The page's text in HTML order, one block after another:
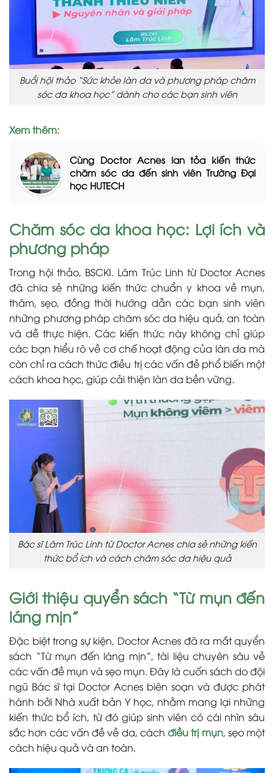
Buổi hội thảo “Sức khỏe làn da và phương pháp chăm
sóc da khoa học” dành cho các bạn sinh viên
Xem thêm:
Cùng Doctor Acnes lan tỏa kiến thức
chăm sóc da đến sinh viên Trường Đại
học HUTECH
Chăm sóc da khoa học: Lợi ích và
phương pháp
Trong hội thảo, BSCKI. Lâm Trúc Linh từ Doctor Acnes
đã chia sẻ những kiến thức chuẩn y khoa về mụn,
thâm, sẹo, đồng thời hướng dẫn các bạn sinh viên
những phương pháp chăm sóc da hiệu quả, an toàn
và dễ thực hiện. Các kiến thức này không chỉ giúp
các bạn hiểu rõ về cơ chế hoạt động của làn da mà
còn chỉ ra cách thức điều trị các vấn đề phổ biến một
cách khoa học, giúp cải thiện làn da bền vững.
Bác sĩLâm Trúc Linh từ Doctor Acnes chia sẻ những kiến
thức bổ ích và cách chăm sóc da hiệu quả
Giới thiệu quyển sách “Từ mụn đến
láng mịn”
Đặc biệt trong sự kiện, Doctor Acnes đã ra mắt quyển
sách “Từ mụn đến láng mịn”, tài liệu chuyên sâu về
các vấn đề mụn và sẹo mụn. Đây là cuốn sách do đội
ngũ Bác sĩ tại Doctor Acnes biên soạn và được phát
hành bởi Nhà xuất bản Y học, nhằm mang lại những
kiến thức bổ ích, từ đó giúp sinh viên có cái nhìn sâu
sắc hơn các vấn đề về da, cách điều trị mụn, sẹo một
cách hiệu quả và an toàn.